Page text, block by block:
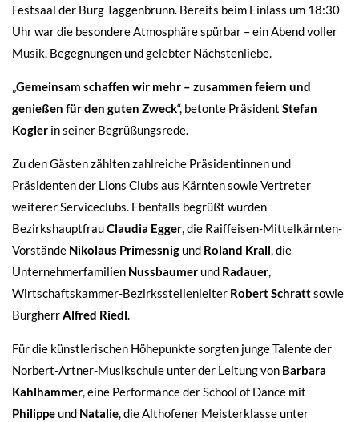
Festsaal der Burg Taggenbrunn. Bereits beim Einlass um 18:30
Uhr war die besondere Atmosphäre spürbar – ein Abend voller
Musik, Begegnungen und gelebter Nächstenliebe.
„Gemeinsam schaffen wir mehr – zusammen feiern und
genießen für den guten Zweck“, betonte Präsident Stefan
Kogler in seiner Begrüßungsrede.
Zu den Gästen zählten zahlreiche Präsidentinnen und
Präsidenten der Lions Clubs aus Kärnten sowie Vertreter
weiterer Serviceclubs. Ebenfalls begrüßt wurden
BezirkshauptfrauClaudia Egger, die Raiffeisen-Mittelkärnten-
Vorstände Nikolaus Primessnig und Roland Krall, die
Unternehmerfamilien Nussbaumer und Radauer,
Wirtschaftskammer-Bezirksstellenleiter Robert Schrattsowie
BurgherrAlfred Riedl.
Für die künstlerischen Höhepunkte sorgten junge Talente der
Norbert-Artner-Musikschule unter der Leitung von Barbara
Kahlhammer, eine Performance der School of Dance mit
Philippe und Natalie, die Althofener Meisterklasse unter